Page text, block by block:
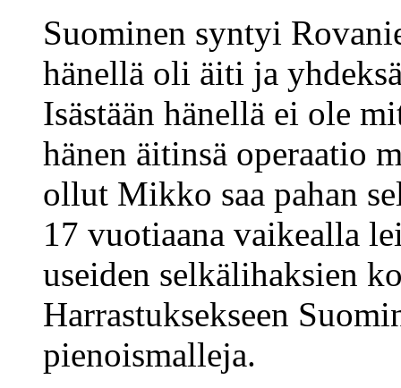
Suominen syntyi
hänellä oli äiti ja
Isästään hänellä ei ole
hänen äitinsä operaatio
ollut Mikko saa pahan
17 vuotiaana vaikealla
useiden selkälihaksien
Harrastuksekseen
pienoismalleja.